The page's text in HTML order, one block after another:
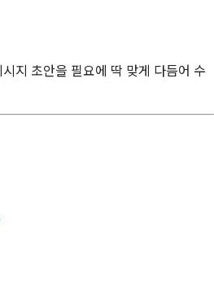
지 초안을 필요에 딱 맞게 다듬어 수